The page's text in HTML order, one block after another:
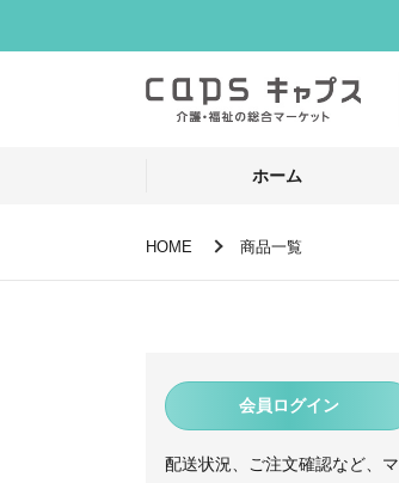
ホーム
HOME 商品一覧
会員ログイン
配送状況、ご注文確認など、マ